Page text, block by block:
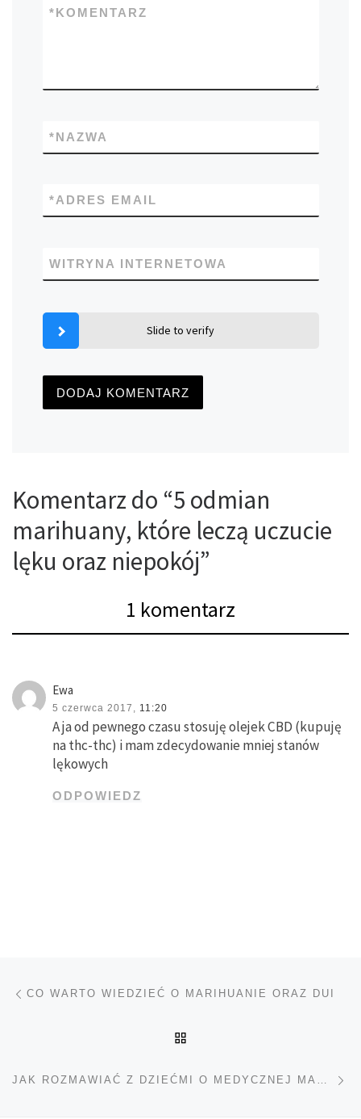
KOMENTARZ
*
NAZWA
*
ADRES EMAIL
*
WITRYNA INTERNETOWA
Slide to verify
Komentarz do “5 odmian
marihuany, które leczą uczucie
lęku oraz niepokój”
1 komentarz
Ewa
5 czerwca 2017, 11:20
A ja od pewnego czasu stosuję olejek CBD (kupuję
na thc-thc) i mam zdecydowanie mniej stanów
lękowych
ODPOWIEDZ
Nawigacja wpisu
CO WARTO WIEDZIEĆ O MARIHUANIE ORAZ DUI
JAK ROZMAWIAĆ Z DZIEĆMI O MEDYCZNEJ MARIHUANIE